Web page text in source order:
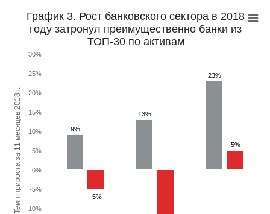
Темп прироста за 11 месяцев 2018 г.
График 3. Рост банковского сектора в 2018
году затронул преимущественно банки из
ТОП-30 по активам
9%
9%
13%
13%
23%
23%
-5%
-5%
5%
5%
-10%
-5%
0%
5%
10%
15%
20%
25%
30%